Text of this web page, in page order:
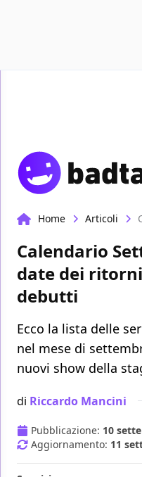
Home Articoli
Calendario
date dei
debutti
Ecco la lista delle
nel mese di
nuovi show della
di Riccardo Mancini
Pubblicazione: 10
Aggiornamento: 11